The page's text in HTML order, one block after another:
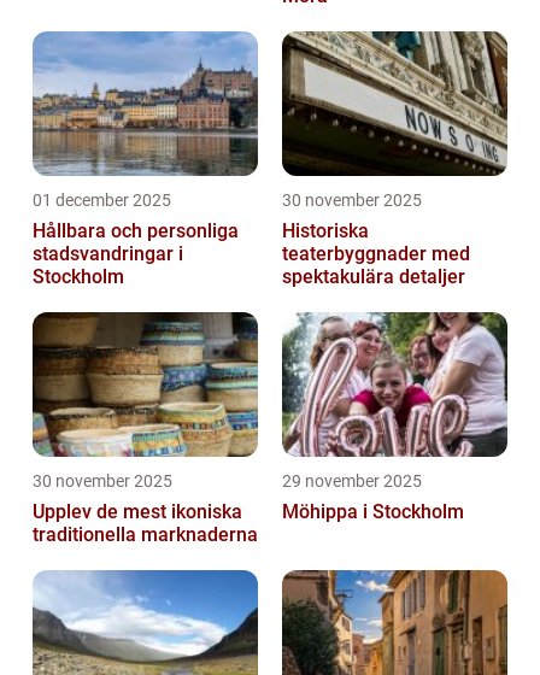
01 december 2025
Hållbara och personliga
stadsvandringar i
Stockholm
30 november 2025
Historiska
teaterbyggnader med
spektakulära detaljer
30 november 2025
Upplev de mest ikoniska
traditionella marknaderna
29 november 2025
Möhippa i Stockholm